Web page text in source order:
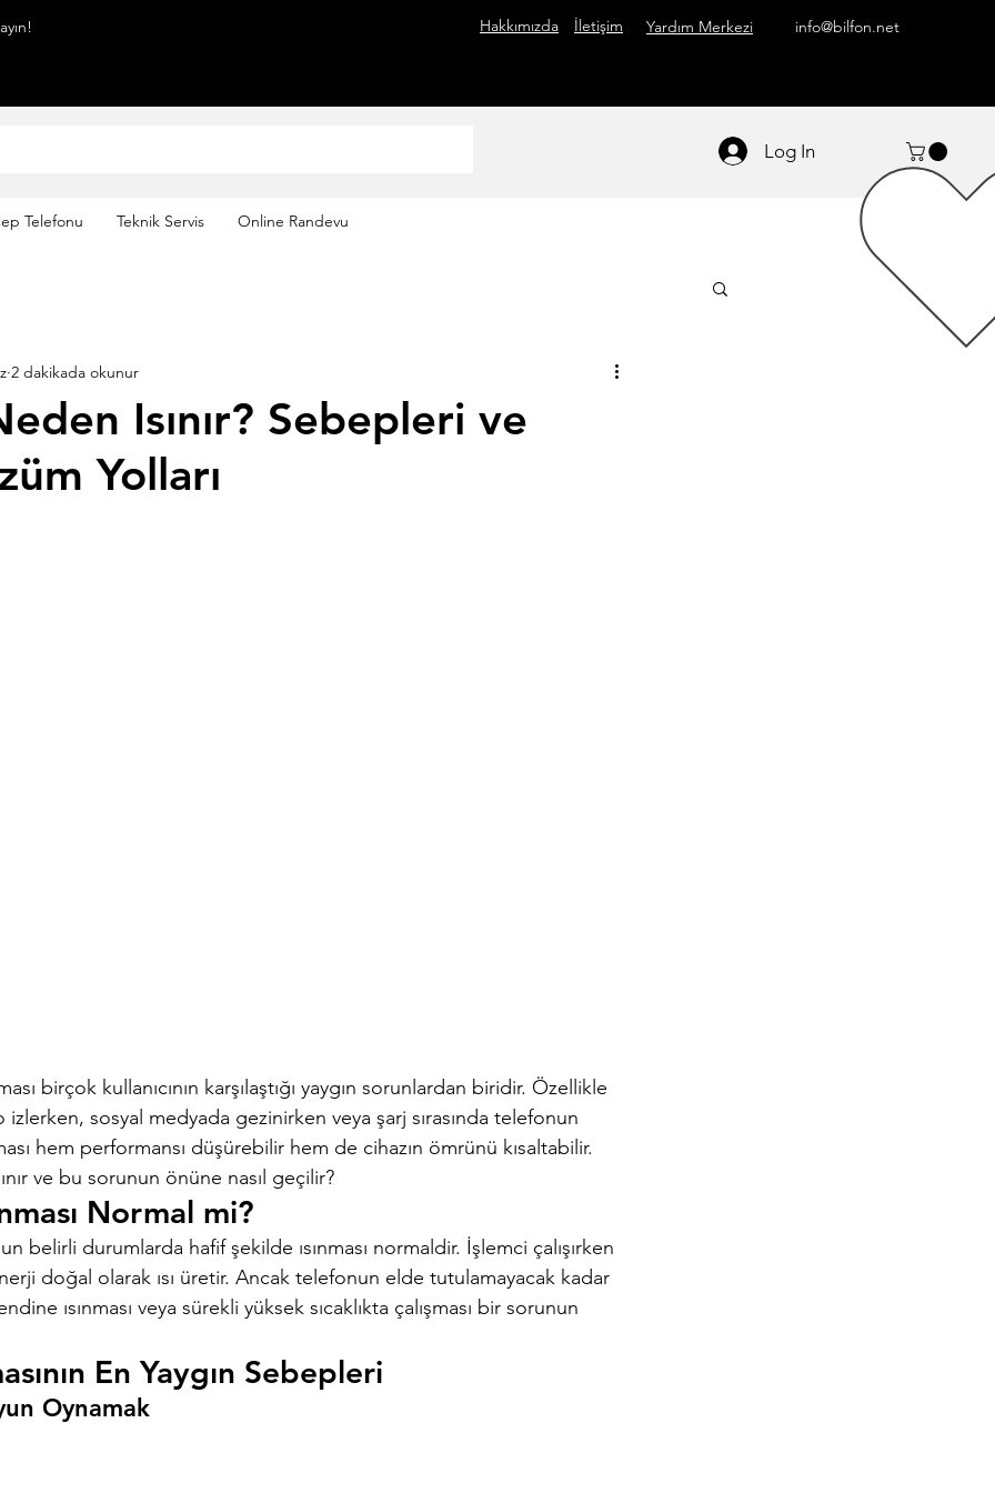
Hakkımızda İletişim Yardım Merkezi info@bilfon.net
Log In
Telefonu Teknik Servis Online Randevu
Isınır? Sebepleri ve
Yolları
2 dakikada okunur
birçok kullanıcının karşılaştığı yaygın sorunlardan biridir. Özellikle
sosyal medyada gezinirken veya şarj sırasında telefonun
hem performansı düşürebilir hem de cihazın ömrünü kısaltabilir.
ve bu sorunun önüne nasıl geçilir?
Normal mi?
belirli durumlarda hafif şekilde ısınması normaldir. İşlemci çalışırken
doğal olarak ısı üretir. Ancak telefonun elde tutulamayacak kadar
ısınması veya sürekli yüksek sıcaklıkta çalışması bir sorunun
En Yaygın Sebepleri
Oynamak